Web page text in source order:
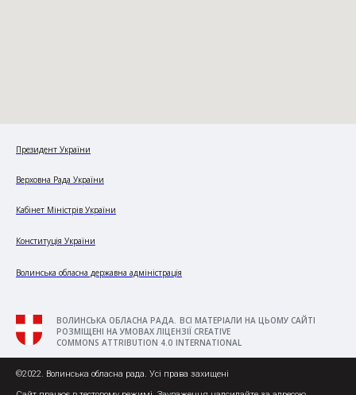
Президент України
Верховна Рада України
Кабінет Міністрів України
Конституція України
Волинська обласна державна адміністрація
ВОЛИНСЬКА ОБЛАСНА РАДА. ВСІ МАТЕРІАЛИ НА ЦЬОМУ САЙТІ
РОЗМІЩЕНІ НА УМОВАХ ЛІЦЕНЗІЇ CREATIVE
COMMONS ATTRIBUTION 4.0 INTERNATIONAL
©2022. Волинська обласна рада. Усі права захищені